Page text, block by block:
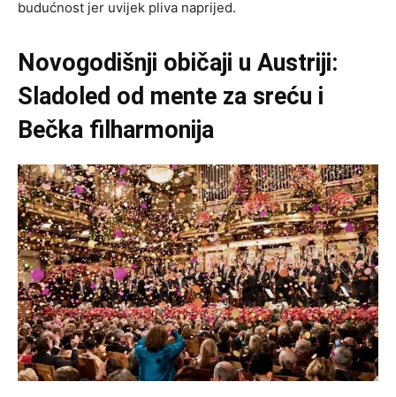
budućnost jer uvijek pliva naprijed.
Novogodišnji običaji u Austriji:
Sladoled od mente za sreću i
Bečka filharmonija